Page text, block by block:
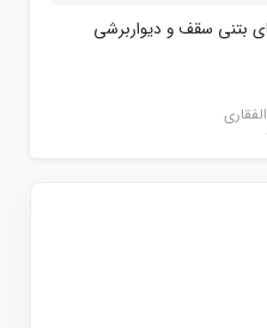
بتني سقف و ديواربرشي